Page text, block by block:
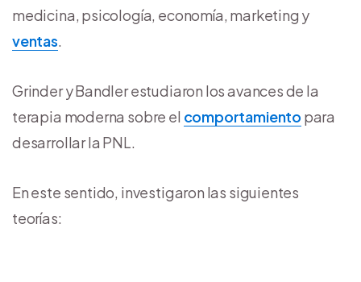
medicina, psicología, economía, marketing y
ventas.
Grinder y Bandler estudiaron los avances de la
terapia moderna sobre el comportamiento para
desarrollar la PNL.
En este sentido, investigaron las siguientes
teorías: